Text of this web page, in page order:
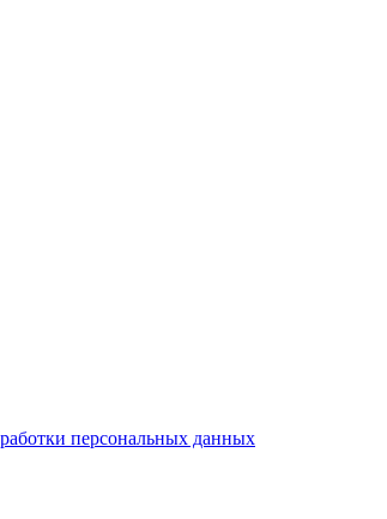
персональных данных